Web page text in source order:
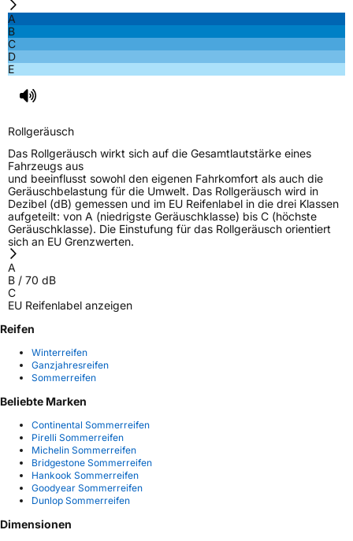
A
B
C
D
E
Rollgeräusch
Das Rollgeräusch wirkt sich auf die Gesamtlautstärke eines
Fahrzeugs aus
und beeinflusst sowohl den eigenen Fahrkomfort als auch die
Geräuschbelastung für die Umwelt. Das Rollgeräusch wird in
Dezibel (dB) gemessen und im EU Reifenlabel in die drei Klassen
aufgeteilt: von A (niedrigste Geräuschklasse) bis C (höchste
Geräuschklasse). Die Einstufung für das Rollgeräusch orientiert
sich an EU Grenzwerten.
A
B / 70 dB
C
EU Reifenlabel anzeigen
Reifen
Winterreifen
Ganzjahresreifen
Sommerreifen
Beliebte Marken
Continental Sommerreifen
Pirelli Sommerreifen
Michelin Sommerreifen
Bridgestone Sommerreifen
Hankook Sommerreifen
Goodyear Sommerreifen
Dunlop Sommerreifen
Dimensionen